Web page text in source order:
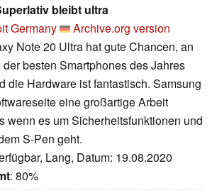
bleibt ultra
Germany
Archive.org version
Note 20 Ultra hat gute Chancen, an
besten Smartphones des Jahres
die Hardware ist fantastisch. Samsung
eine großartige Arbeit
wenn es um Sicherheitsfunktionen und
S-Pen geht.
Lang, Datum: 19.08.2020
: 80%